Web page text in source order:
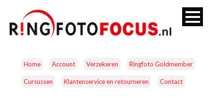
Home Account Verzekeren Ringfoto Goldmember
Cursussen Klantenservice en retourneren Contact